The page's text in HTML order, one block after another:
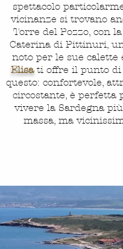
spettacolo
vicinanze si trovano
Torre del Pozzo, con
Caterina di Pittinuri,
noto per le sue
Elisati offre il punto di
questo: confortevole,
circostante, è perfetta
vivere la Sardegna
massa, ma